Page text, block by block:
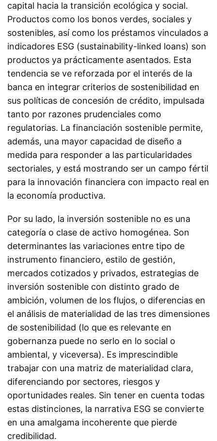
capital hacia la transición ecológica y social.
Productos como los bonos verdes, sociales y
sostenibles, así como los préstamos vinculados a
indicadores ESG (sustainability-linked loans) son
productos ya prácticamente asentados. Esta
tendencia se ve reforzada por el interés de la
banca en integrar criterios de sostenibilidad en
sus políticas de concesión de crédito, impulsada
tanto por razones prudenciales como
regulatorias. La financiación sostenible permite,
además, una mayor capacidad de diseño a
medida para responder a las particularidades
sectoriales, y está mostrando ser un campo fértil
para la innovación financiera con impacto real en
la economía productiva.
Por su lado, la inversión sostenible no es una
categoría o clase de activo homogénea. Son
determinantes las variaciones entre tipo de
instrumento financiero, estilo de gestión,
mercados cotizados y privados, estrategias de
inversión sostenible con distinto grado de
ambición, volumen de los flujos, o diferencias en
el análisis de materialidad de las tres dimensiones
de sostenibilidad (lo que es relevante en
gobernanza puede no serlo en lo social o
ambiental, y viceversa). Es imprescindible
trabajar con una matriz de materialidad clara,
diferenciando por sectores, riesgos y
oportunidades reales. Sin tener en cuenta todas
estas distinciones, la narrativa ESG se convierte
en una amalgama incoherente que pierde
credibilidad.